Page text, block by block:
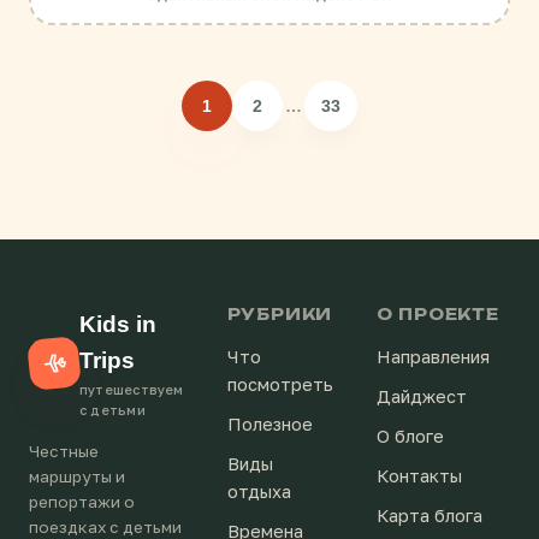
1 2 … 33
Kids in
Trips
путешествуем
с детьми
Честные
маршруты и
репортажи о
поездках с детьми
РУБРИКИ
Что
посмотреть
Полезное
Виды
отдыха
Времена
О ПРОЕКТЕ
Направления
Дайджест
О блоге
Контакты
Карта блога